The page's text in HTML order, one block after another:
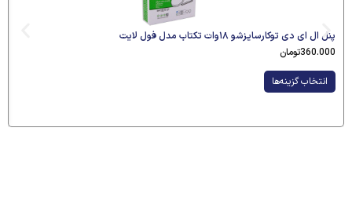
پنل ال ای دی توکارسایزشو ۱۸وات تکتاب مدل فول لایت
360.000تومان
انتخاب گزینه‌ها